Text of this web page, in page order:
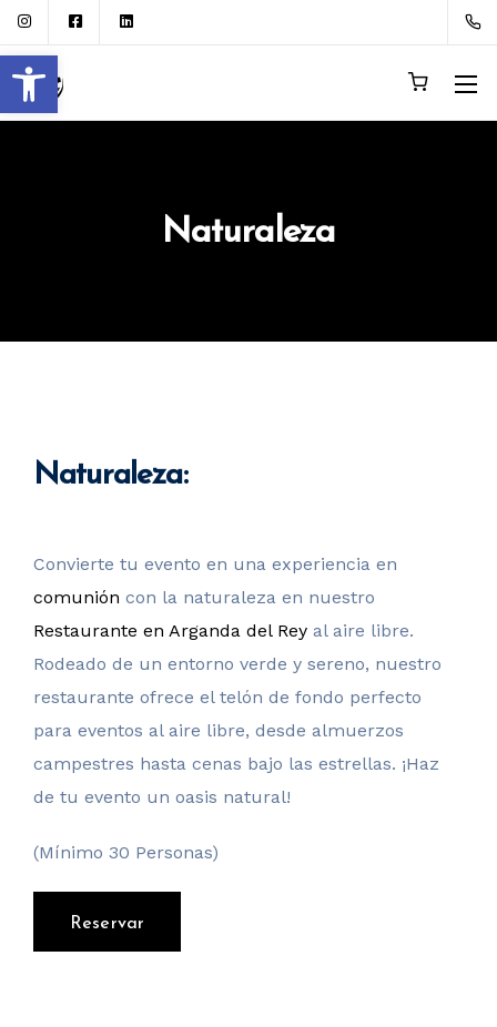
Abrir barra de herramientas
Naturaleza
Naturaleza:
Convierte tu evento en una experiencia en
comunión con la naturaleza en nuestro
Restaurante en Arganda del Rey al aire libre.
Rodeado de un entorno verde y sereno, nuestro
restaurante ofrece el telón de fondo perfecto
para eventos al aire libre, desde almuerzos
campestres hasta cenas bajo las estrellas. ¡Haz
de tu evento un oasis natural!
(Mínimo 30 Personas)
Reservar